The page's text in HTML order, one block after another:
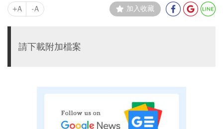
+A -A 加入收藏
請下載附加檔案